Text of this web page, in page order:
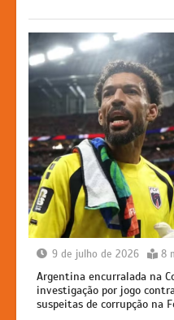
k
er
9 de julho de 2026 8
Argentina encurralada na
investigação por jogo
suspeitas de corrupção na